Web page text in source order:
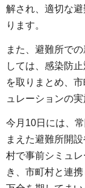
解され、適切な
ります。
また、避難所で
しては、感染防
を取りまとめ、
ュレーションの
今月10日には、
まえた避難所開
村で事前シミュ
き、市町村と連